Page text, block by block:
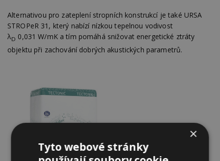
Alternativou pro zateplení stropních konstrukcí je také URSA
STROPeR 31, který nabízí nízkou tepelnou vodivost
λD 0,031 W/mK a tím pomáhá snižovat energetické ztráty
objektu při zachování dobrých akustických parametrů.
×
Tyto webové stránky